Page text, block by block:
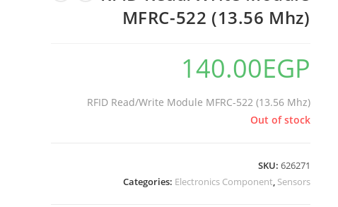
MFRC-522 (13.56 Mhz)
140.00EGP
RFID Read/Write Module MFRC-522 (13.56 Mhz)
Out of stock
SKU: 626271
Categories: Electronics Component, Sensors